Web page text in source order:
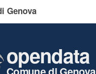
Genova
opendata